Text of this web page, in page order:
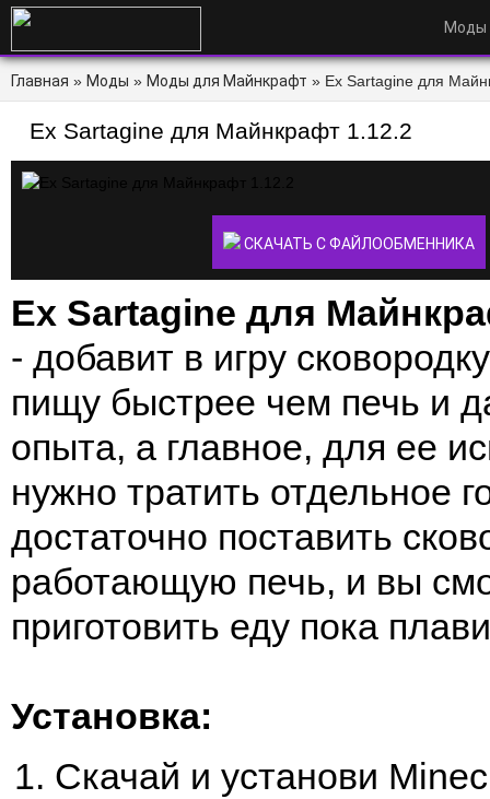
Моды
Главная » Моды » Моды для Майнкрафт » Ex Sartagine для
Ex Sartagine для Майнкрафт 1.12.2
СКАЧАТЬ С ФАЙЛООБМЕННИКА
Ex Sartagine для
- добавит в игру
пищу быстрее чем печь и
опыта, а главное, для ее
нужно тратить отдельное
достаточно поставить
работающую печь, и вы
приготовить еду пока
Установка:
Скачай и установи